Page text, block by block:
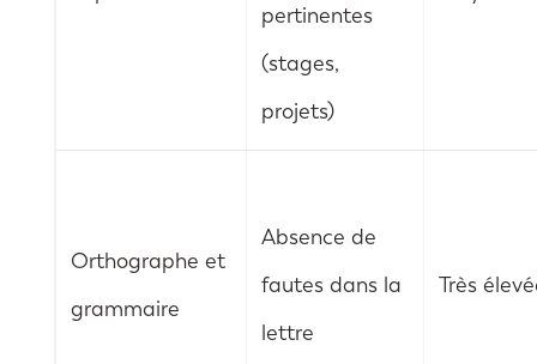
pertinentes
(stages,
projets)
Orthographe et
grammaire
Absence de
fautes dans la
lettre
Très